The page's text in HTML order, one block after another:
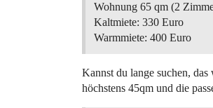
Wohnung 65 qm (2
Kaltmiete: 330 Euro
Warmmiete: 400 Euro
Kannst du lange suchen,
höchstens 45qm und die